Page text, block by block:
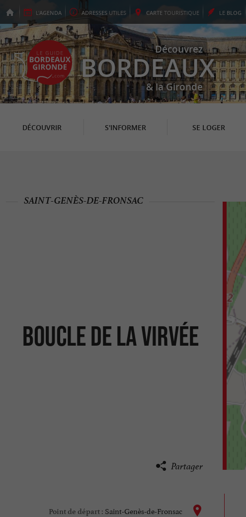
L'AGENDA ADRESSES UTILES CARTE TOURISTIQUE LE BLOG
Découvrez
BORDEAUX
& la Gironde
DÉCOUVRIR S'INFORMER SE LOGER
Boucle de la Virvée
SAINT-GENÈS-DE-FRONSAC
Partager
Point de départ : Saint-Genès-de-Fronsac